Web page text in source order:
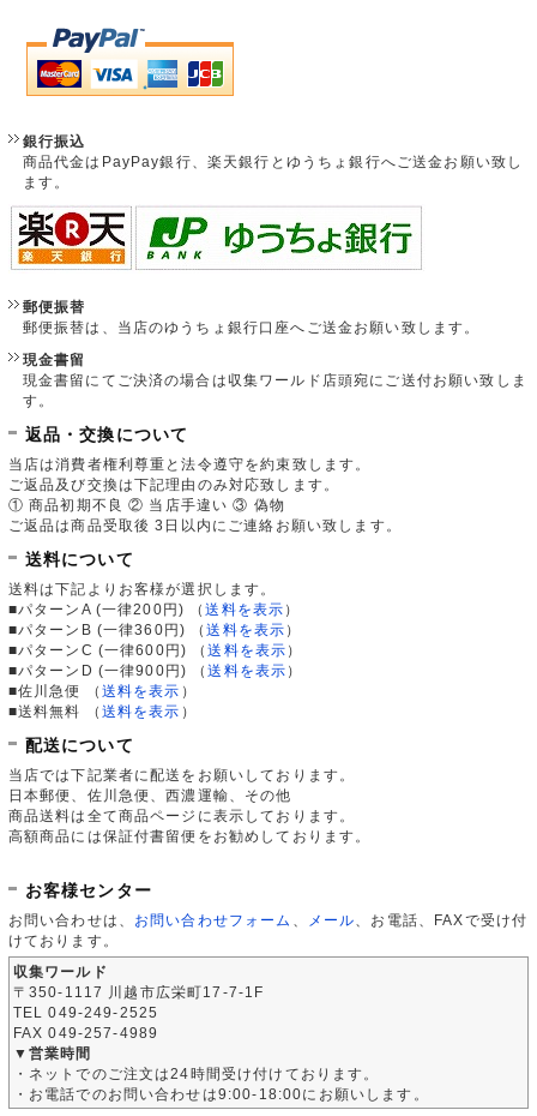
銀行振込
商品代金はPayPay銀行、楽天銀行とゆうちょ銀行へご送金お願い致し
ます。
郵便振替
郵便振替は、当店のゆうちょ銀行口座へご送金お願い致します。
現金書留
現金書留にてご決済の場合は収集ワールド店頭宛にご送付お願い致しま
す。
返品・交換について
当店は消費者権利尊重と法令遵守を約束致します。
ご返品及び交換は下記理由のみ対応致します。
① 商品初期不良 ② 当店手違い ③ 偽物
ご返品は商品受取後 3日以内にご連絡お願い致します。
送料について
送料は下記よりお客様が選択します。
■パターンA (一律200円)
（送料を表示 ）
■パターンB (一律360円)
（送料を表示 ）
■パターンC (一律600円)
（送料を表示 ）
■パターンD (一律900円)
（送料を表示 ）
■佐川急便
（ 送料を表示 ）
■送料無料
（ 送料を表示 ）
配送について
当店では下記業者に配送をお願いしております。
日本郵便、佐川急便、西濃運輸、その他
商品送料は全て商品ページに表示しております。
高額商品には保証付書留便をお勧めしております。
お客様センター
お問い合わせは、 お問い合わせフォーム メール 、お電話、FAXで受け付
けております。
収集ワールド
〒350-1117 川越市広栄町17-7-1F
TEL 049-249-2525
FAX 049-257-4989
▼営業時間
・ネットでのご注文は24時間受け付けております。
・お電話でのお問い合わせは9:00-18:00にお願いします。